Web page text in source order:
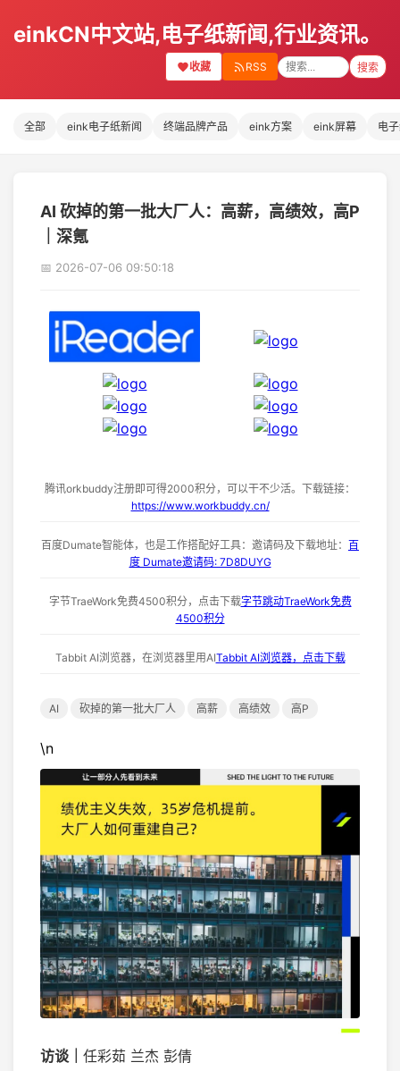
einkCN中文站,电子纸新闻,行业资讯。
收藏 RSS 搜索
全部 eink电子纸新闻 终端品牌产品 eink方案 eink屏幕 电
AI 砍掉的第一批大厂人：高薪，高绩效，高P
｜深氪
📅 2026-07-06 09:50:18
腾讯orkbuddy注册即可得2000积分，可以干不少活。下载链接：
https://www.workbuddy.cn/
百度Dumate智能体，也是工作搭配好工具：邀请码及下载地址： 百
度 Dumate邀请码: 7D8DUYG
字节TraeWork免费4500积分，点击下载字节跳动TraeWork免费
4500积分
Tabbit AI浏览器，在浏览器里用AITabbit AI浏览器，点击下载
AI 砍掉的第一批大厂人 高薪 高绩效 高P
\n
访谈｜ 任彩茹 兰杰 彭倩